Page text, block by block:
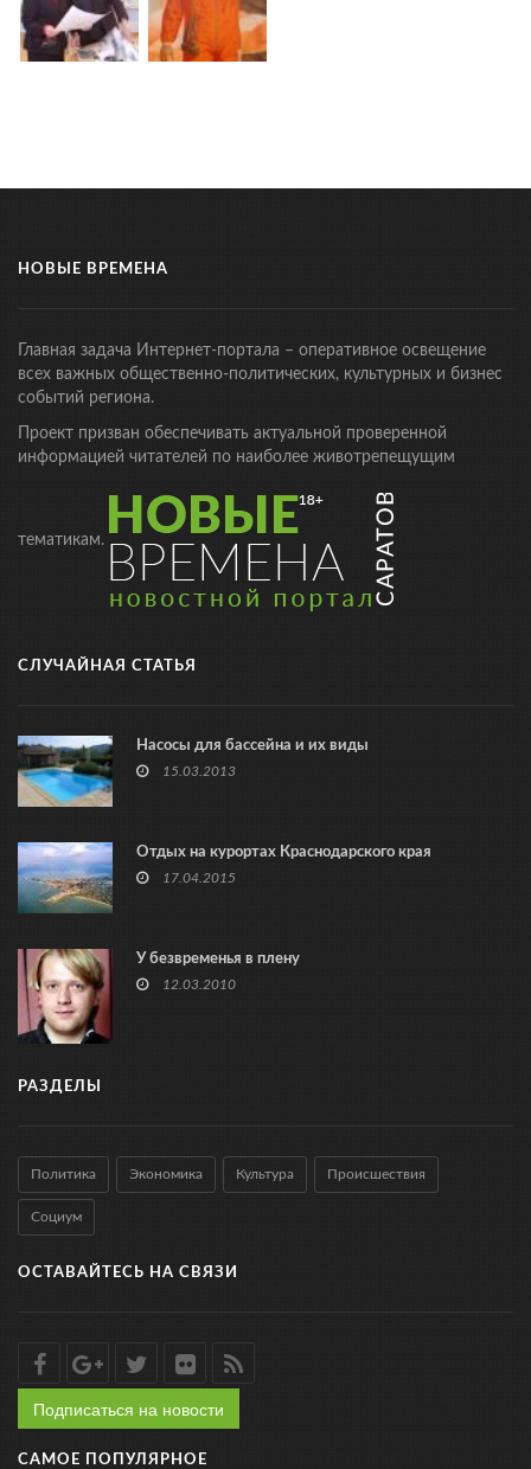
НОВЫЕ ВРЕМЕНА
Главная задача Интернет-портала – оперативное освещение
всех важных общественно-политических, культурных и бизнес
событий региона.
Проект призван обеспечивать актуальной проверенной
информацией читателей по наиболее животрепещущим
тематикам.
СЛУЧАЙНАЯ СТАТЬЯ
Насосы для бассейна и их виды
15.03.2013
Отдых на курортах Краснодарского края
17.04.2015
У безвременья в плену
12.03.2010
РАЗДЕЛЫ
Политика Экономика Культура Происшествия
Социум
ОСТАВАЙТЕСЬ НА СВЯЗИ
Подписаться на новости
САМОЕ ПОПУЛЯРНОЕ